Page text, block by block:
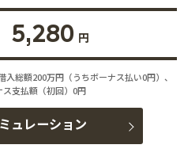
5,280 円
入総額200万円（うちボーナス払い0円）、
支払額（初回）0円
ュレーション